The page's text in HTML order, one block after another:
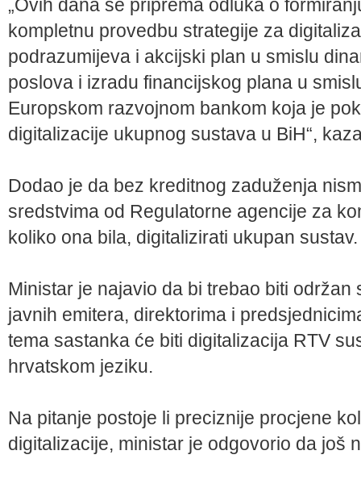
„Ovih dana se priprema odluka o
kompletnu provedbu strategije za
podrazumijeva i akcijski plan u smislu
poslova i izradu financijskog plana u
Europskom razvojnom bankom koja je
digitalizacije ukupnog sustava u BiH“,
Dodao je da bez kreditnog zaduženja
sredstvima od Regulatorne agencije za
koliko ona bila, digitalizirati ukupan sustav.
Ministar je najavio da bi trebao biti
javnih emitera, direktorima i
tema sastanka će biti digitalizacija RTV
hrvatskom jeziku.
Na pitanje postoje li preciznije procjene
digitalizacije, ministar je odgovorio da još